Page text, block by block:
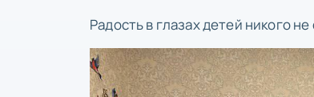
Радость в глазах детей никого